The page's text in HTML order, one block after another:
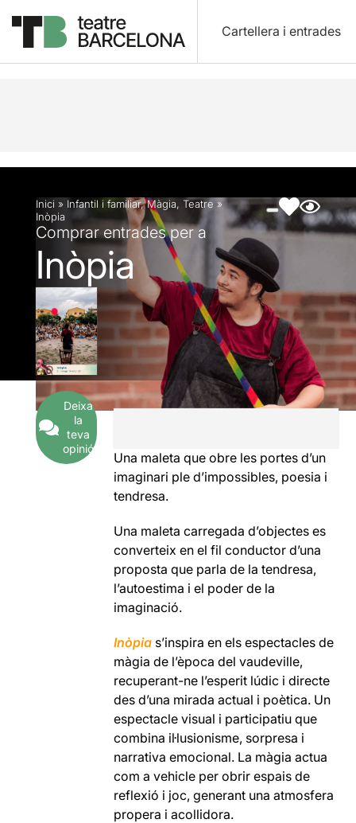
Cartellera i entrades
Descripció Fitxa artística Fotos i vídeos
Inici » Infantil i familiar,Màgia, Teatre »
Inòpia
Comprar entrades per a
Inòpia
Deixa
la
teva
opinió
Una maleta que obre les portes d’un
imaginari ple d’impossibles, poesia i
tendresa.
Una maleta carregada d’objectes es
converteix en el fil conductor d’una
proposta que parla de la tendresa,
l’autoestima i el poder de la
imaginació.
Inòpia s’inspira en els espectacles de
màgia de l’època del vaudeville,
recuperant-ne l’esperit lúdic i directe
des d’una mirada actual i poètica. Un
espectacle visual i participatiu que
combina il·lusionisme, sorpresa i
narrativa emocional. La màgia actua
com a vehicle per obrir espais de
reflexió i joc, generant una atmosfera
propera i acollidora.